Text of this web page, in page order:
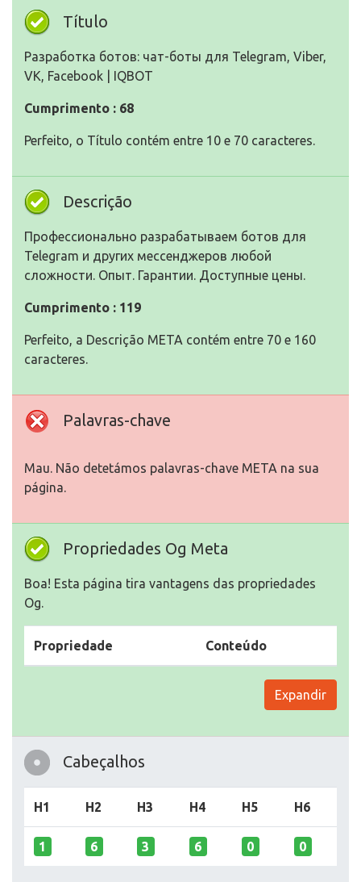
Título
Разработка ботов: чат-боты для Telegram, Viber,
VK, Facebook | IQBOT
Cumprimento : 68
Perfeito, o Título contém entre 10 e 70 caracteres.
Descrição
Профессионально разрабатываем ботов для
Telegram и других мессенджеров любой
сложности. Опыт. Гарантии. Доступные цены.
Cumprimento : 119
Perfeito, a Descrição META contém entre 70 e 160
caracteres.
Palavras-chave
Mau. Não detetámos palavras-chave META na sua
página.
Propriedades Og Meta
Boa! Esta página tira vantagens das propriedades
Og.
Propriedade Conteúdo
Expandir
Cabeçalhos
H1 H2 H3 H4 H5 H6
1 6 3 6 0 0